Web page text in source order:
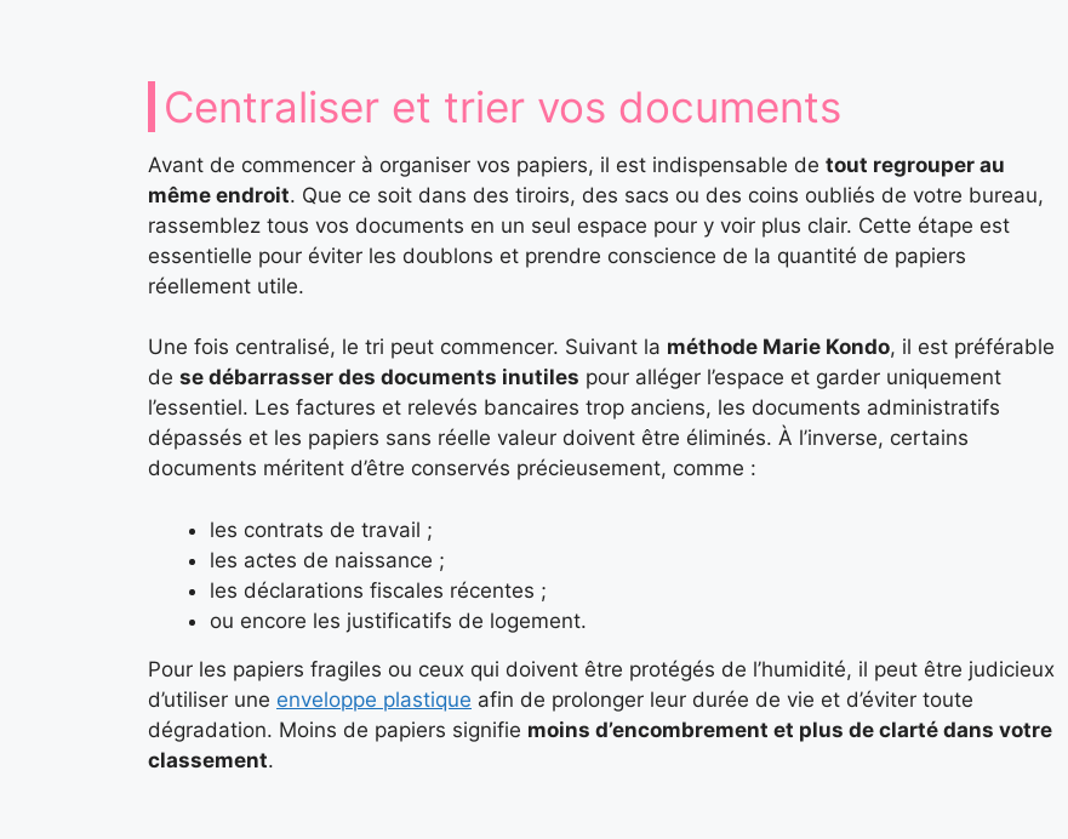
Centraliser et trier vos documents
Avant de commencer à organiser vos papiers, il est indispensable de tout regrouper au
même endroit. Que ce soit dans des tiroirs, des sacs ou des coins oubliés de votre bureau,
rassemblez tous vos documents en un seul espace pour y voir plus clair. Cette étape est
essentielle pour éviter les doublons et prendre conscience de la quantité de papiers
réellement utile.
Une fois centralisé, le tri peut commencer. Suivant la méthode Marie Kondo, il est préférable
de se débarrasser des documents inutiles pour alléger l’espace et garder uniquement
l’essentiel. Les factures et relevés bancaires trop anciens, les documents administratifs
dépassés et les papiers sans réelle valeur doivent être éliminés. À l’inverse, certains
documents méritent d’être conservés précieusement, comme :
les contrats de travail ;
les actes de naissance ;
les déclarations fiscales récentes ;
ou encore les justificatifs de logement.
Pour les papiers fragiles ou ceux qui doivent être protégés de l’humidité, il peut être judicieux
d’utiliser une enveloppe plastique afin de prolonger leur durée de vie et d’éviter toute
dégradation. Moins de papiers signifie moins d’encombrement et plus de clarté dans votre
classement.